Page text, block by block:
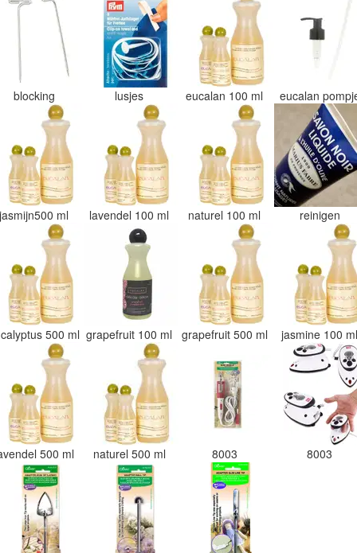
blocking lusjes eucalan 100 ml eucalan
jasmijn500 ml lavendel 100 ml naturel 100 ml reinigen
500 ml grapefruit 100 ml grapefruit 500 ml jasmine 100
500 ml naturel 500 ml 8003 8003